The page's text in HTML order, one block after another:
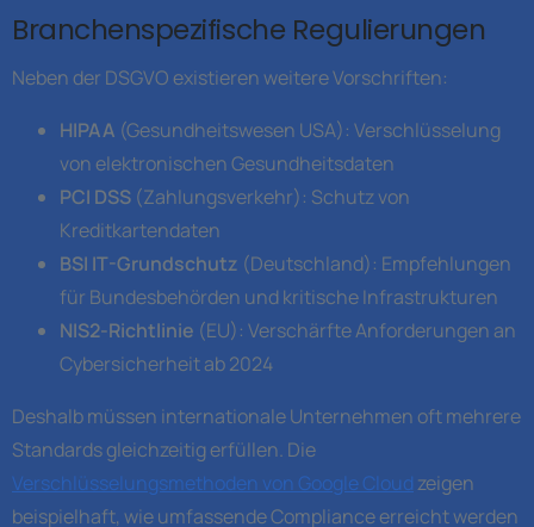
Branchenspezifische Regulierungen
Neben der DSGVO existieren weitere Vorschriften:
HIPAA (Gesundheitswesen USA): Verschlüsselung
von elektronischen Gesundheitsdaten
PCI DSS (Zahlungsverkehr): Schutz von
Kreditkartendaten
BSI IT-Grundschutz (Deutschland): Empfehlungen
für Bundesbehörden und kritische Infrastrukturen
NIS2-Richtlinie (EU): Verschärfte Anforderungen an
Cybersicherheit ab 2024
Deshalb müssen internationale Unternehmen oft mehrere
Standards gleichzeitig erfüllen. Die
Verschlüsselungsmethoden von Google Cloudzeigen
beispielhaft, wie umfassende Compliance erreicht werden